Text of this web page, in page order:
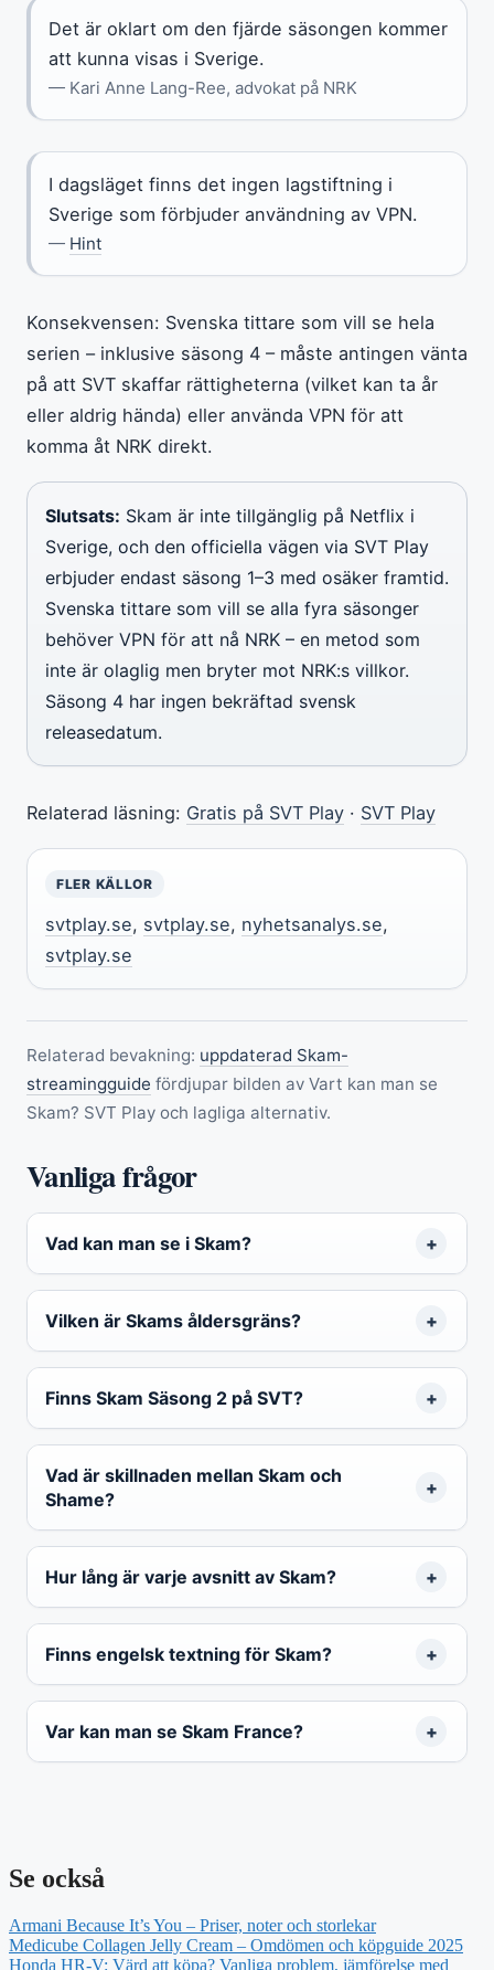
Det är oklart om den fjärde säsongen kommer
att kunna visas i Sverige.
— Kari Anne Lang-Ree, advokat på NRK
I dagsläget finns det ingen lagstiftning i
Sverige som förbjuder användning av VPN.
— Hint
Konsekvensen: Svenska tittare som vill se hela
serien – inklusive säsong 4 – måste antingen vänta
på att SVT skaffar rättigheterna (vilket kan ta år
eller aldrig hända) eller använda VPN för att
komma åt NRK direkt.
Slutsats: Skam är inte tillgänglig på Netflix i
Sverige, och den officiella vägen via SVT Play
erbjuder endast säsong 1–3 med osäker framtid.
Svenska tittare som vill se alla fyra säsonger
behöver VPN för att nå NRK – en metod som
inte är olaglig men bryter mot NRK:s villkor.
Säsong 4 har ingen bekräftad svensk
releasedatum.
Relaterad läsning: Gratis på SVT Play · SVT Play
FLER KÄLLOR
svtplay.se, svtplay.se, nyhetsanalys.se,
svtplay.se
Relaterad bevakning: uppdaterad Skam-
streamingguide fördjupar bilden av Vart kan man se
Skam? SVT Play och lagliga alternativ.
Vanliga frågor
Vad kan man se i Skam?
Vilken är Skams åldersgräns?
Finns Skam Säsong 2 på SVT?
Vad är skillnaden mellan Skam och
Shame?
Hur lång är varje avsnitt av Skam?
Finns engelsk textning för Skam?
Var kan man se Skam France?
Se också
Armani Because It’s You – Priser, noter och storlekar
Medicube Collagen Jelly Cream – Omdömen och köpguide 2025
Honda HR-V: Värd att köpa? Vanliga problem, jämförelse med